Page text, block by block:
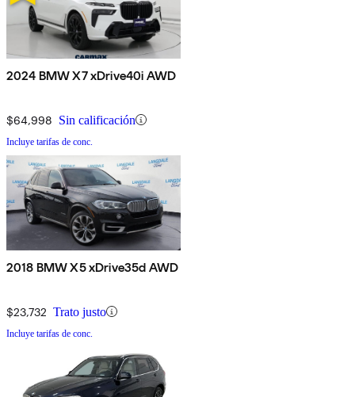
2024 BMW X7 xDrive40i AWD
$64,998 Sin calificación
Incluye tarifas de conc.
2018 BMW X5 xDrive35d AWD
$23,732 Trato justo
Incluye tarifas de conc.